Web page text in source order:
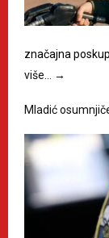
značajna
više…
→
Mladić